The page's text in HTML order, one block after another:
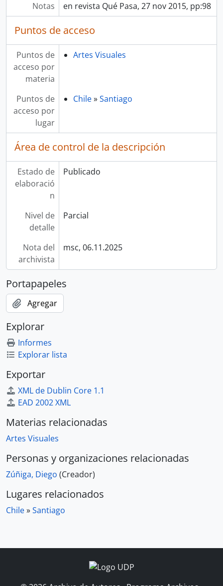
Notas en revista Qué Pasa, 27 nov 2015, pp:98
Puntos de acceso
Puntos de
acceso por
materia
Artes Visuales
Puntos de
acceso por
lugar
Chile»Santiago
Área de control de la descripción
Estado de
elaboració
n
Publicado
Nivel de
detalle
Parcial
Nota del
archivista
msc, 06.11.2025
Portapapeles
Agregar
Explorar
Informes
Explorar lista
Exportar
XML de Dublin Core 1.1
EAD 2002 XML
Materias relacionadas
Artes Visuales
Personas y organizaciones relacionadas
Zúñiga, Diego (Creador)
Lugares relacionados
Chile»Santiago